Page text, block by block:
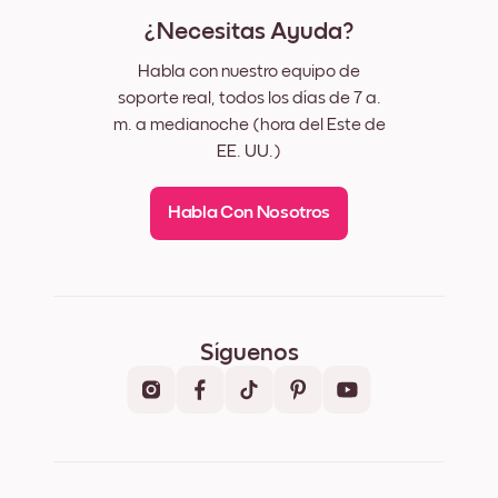
¿Necesitas Ayuda?
Habla con nuestro equipo de
soporte real, todos los días de 7 a.
m. a medianoche (hora del Este de
EE. UU.)
Habla Con Nosotros
Síguenos